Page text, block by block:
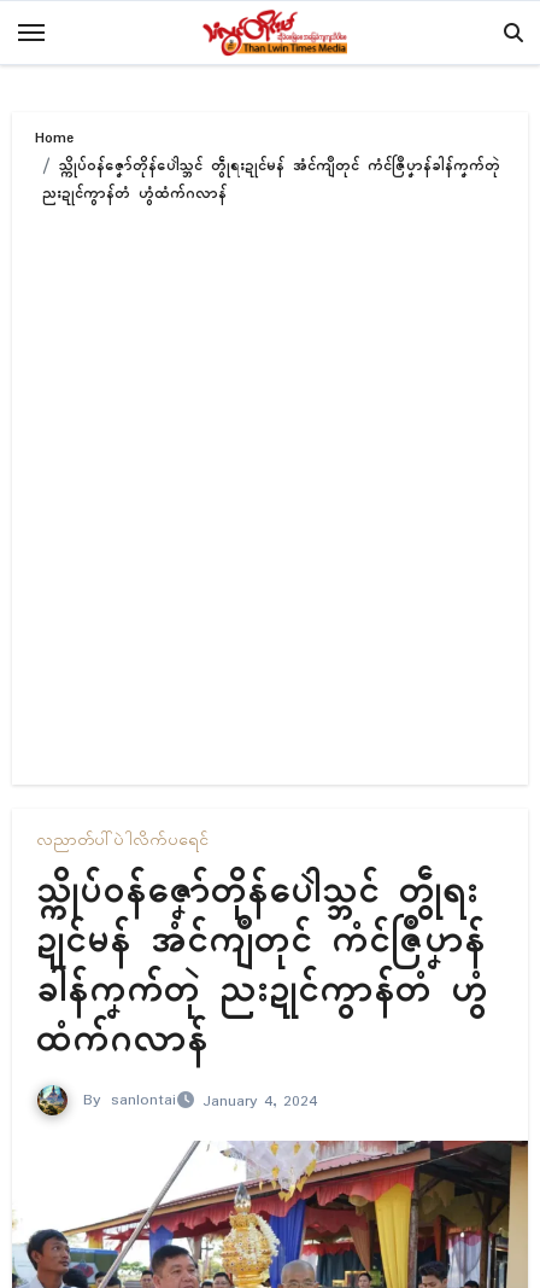
Home
သ္ကိုပ်ဝန်ဇၞော်တိုန်ပေါဲသ္ဘၚ် တွဵုရးဍုၚ်မန် အံၚ်ကျဳတုၚ် ကံၚ်ဇြဳပၞာန်ခါန်ကၞက်တုဲ
ညးဍုၚ်ကွာန်တံ ဟွံထံက်ဂလာန်
လညာတ်ပါ်ပဲါလိက်ပရေၚ်
သ္ကိုပ်ဝန်ဇၞော်တိုန်ပေါဲသ္ဘၚ် တွဵုရး
ဍုၚ်မန် အံၚ်ကျဳတုၚ် ကံၚ်ဇြဳပၞာန်
ခါန်ကၞက်တုဲ ညးဍုၚ်ကွာန်တံ ဟွံ
ထံက်ဂလာန်
By sanlontai January 4, 2024